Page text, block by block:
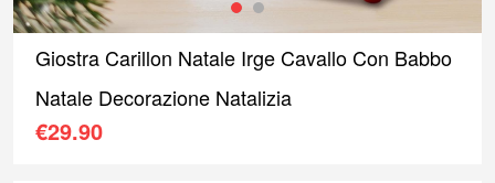
Giostra Carillon Natale Irge Cavallo Con Babbo
Natale Decorazione Natalizia
€29.90